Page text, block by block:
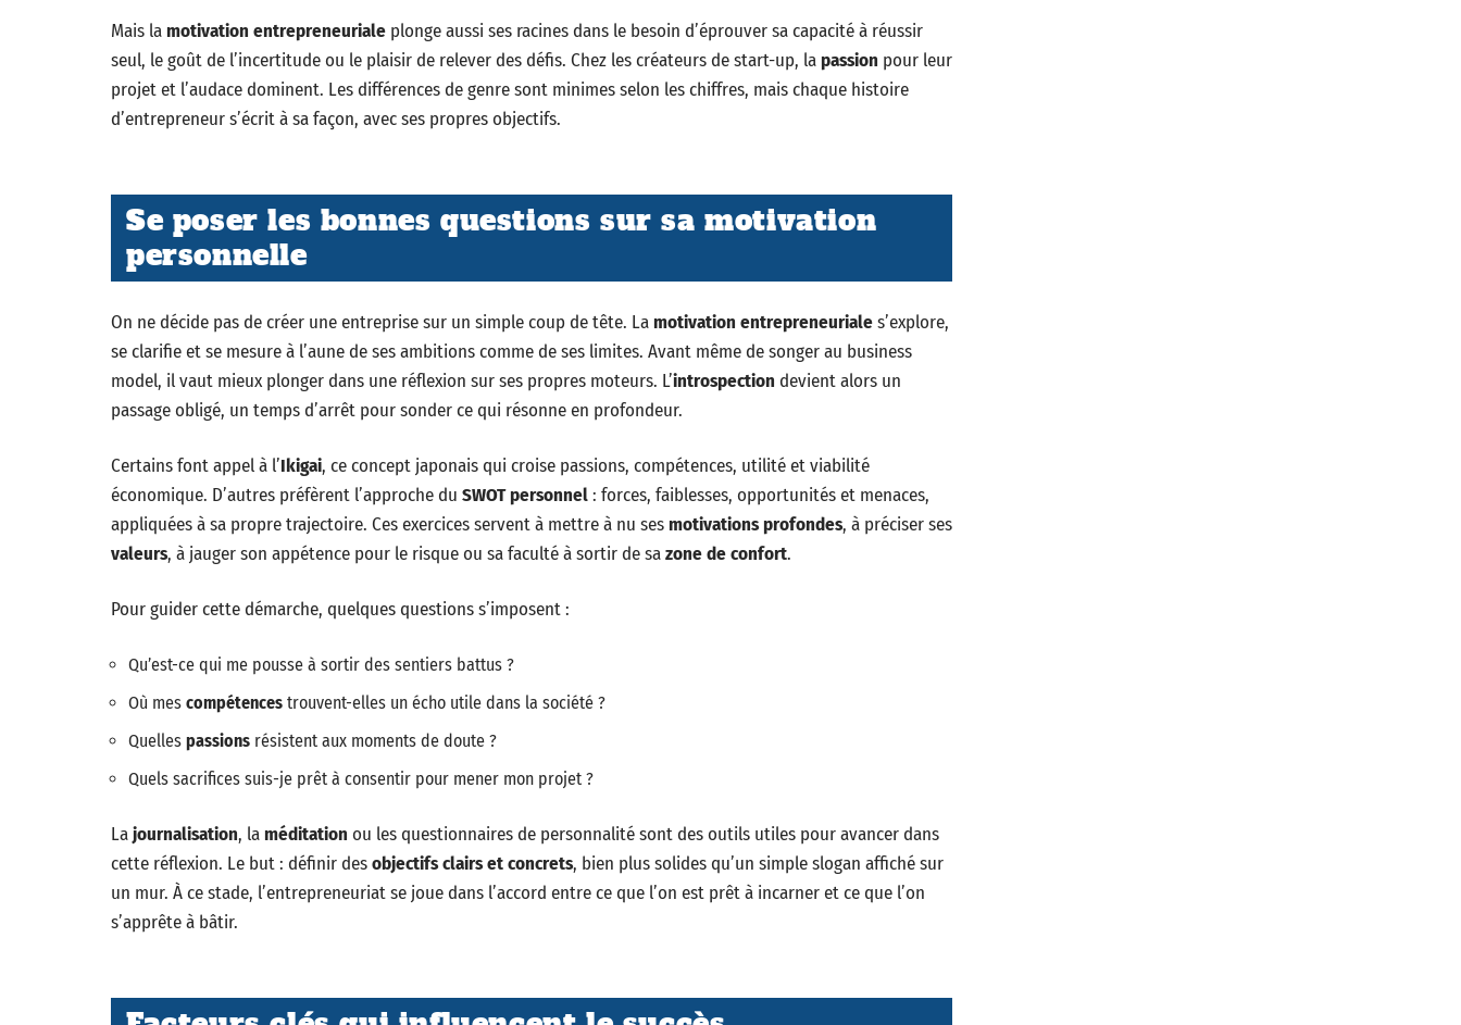
Mais lamotivation entrepreneuriale plonge aussi ses racines dans le besoin d’éprouver sa capacité à réussir
seul, le goût de l’incertitude ou le plaisir de relever des défis. Chez les créateurs de start-up, lapassion pour leur
projet et l’audace dominent. Les différences de genre sont minimes selon les chiffres, mais chaque histoire
d’entrepreneur s’écrit à sa façon, avec ses propres objectifs.
Se poser les bonnes questions sur sa motivation
personnelle
On ne décide pas de créer une entreprise sur un simple coup de tête. Lamotivation entrepreneuriales’explore,
se clarifie et se mesure à l’aune de ses ambitions comme de ses limites. Avant même de songer au business
model, il vaut mieux plonger dans une réflexion sur ses propres moteurs. L’introspection devient alors un
passage obligé, un temps d’arrêt pour sonder ce qui résonne en profondeur.
Certains font appel à l’Ikigai, ce concept japonais qui croise passions, compétences, utilité et viabilité
économique. D’autres préfèrent l’approche du SWOT personnel: forces, faiblesses, opportunités et menaces,
appliquées à sa propre trajectoire. Ces exercices servent à mettre à nu sesmotivations profondes, à préciser ses
valeurs, à jauger son appétence pour le risque ou sa faculté à sortir de sazone de confort.
Pour guider cette démarche, quelques questions s’imposent :
Qu’est-ce qui me pousse à sortir des sentiers battus ?
Où mes compétences trouvent-elles un écho utile dans la société ?
Quelles passions résistent aux moments de doute ?
Quels sacrifices suis-je prêt à consentir pour mener mon projet ?
Lajournalisation, laméditation ou les questionnaires de personnalité sont des outils utiles pour avancer dans
cette réflexion. Le but : définir desobjectifs clairs et concrets, bien plus solides qu’un simple slogan affiché sur
un mur. À ce stade, l’entrepreneuriat se joue dans l’accord entre ce que l’on est prêt à incarner et ce que l’on
s’apprête à bâtir.